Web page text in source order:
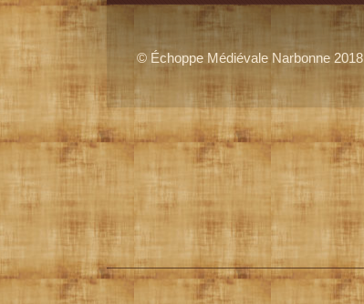
© Échoppe Médiévale Narbonne 2018